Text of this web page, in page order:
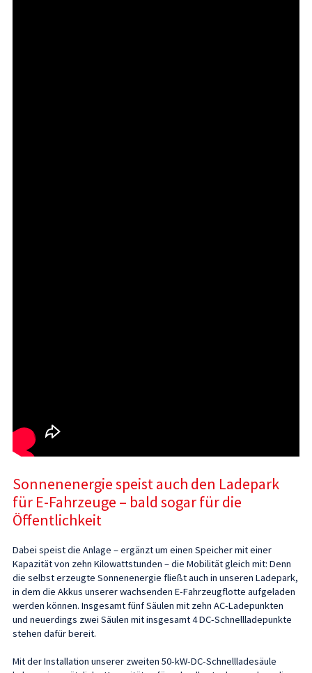
Sonnenenergie speist auch den Ladepark
für E-Fahrzeuge – bald sogar für die
Öffentlichkeit
Dabei speist die Anlage – ergänzt um einen Speicher mit einer
Kapazität von zehn Kilowattstunden – die Mobilität gleich mit: Denn
die selbst erzeugte Sonnenenergie fließt auch in unseren Ladepark,
in dem die Akkus unserer wachsenden E-Fahrzeugflotte aufgeladen
werden können. Insgesamt fünf Säulen mit zehn AC-Ladepunkten
und neuerdings zwei Säulen mit insgesamt 4 DC-Schnellladepunkte
stehen dafür bereit.
Mit der Installation unserer zweiten 50-kW-DC-Schnellladesäule